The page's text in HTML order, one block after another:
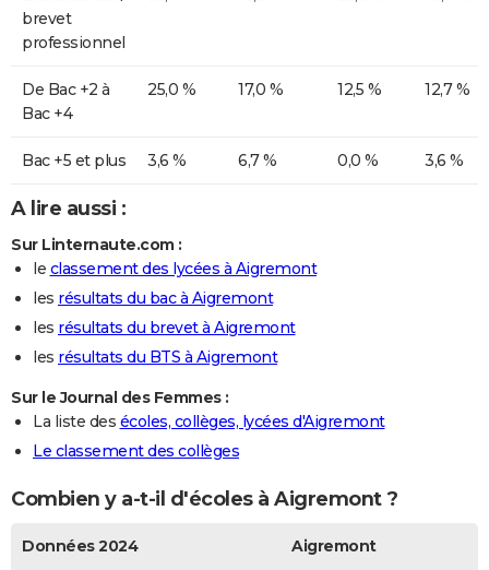
brevet
professionnel
De Bac +2 à
Bac +4
25,0 % 17,0 % 12,5 % 12,7 %
Bac +5 et plus 3,6 % 6,7 % 0,0 % 3,6 %
A lire aussi :
Sur Linternaute.com :
le classement des lycées à Aigremont
les résultats du bac à Aigremont
les résultats du brevet à Aigremont
les résultats du BTS à Aigremont
Sur le Journal des Femmes :
La liste des écoles, collèges, lycées d'Aigremont
Le classement des collèges
Combien y a-t-il d'écoles à Aigremont ?
Données 2024 Aigremont